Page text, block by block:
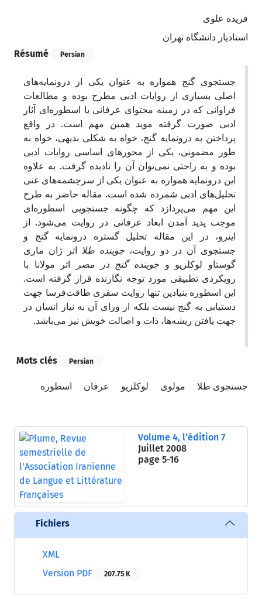
فریده علوی
استادیار دانشگاه تهران
Résumé
Persian
جستجوی گنج همواره به عنوان یکی از درونمایه‌های
اصلی بسیاری از روایات ادبی مطرح بوده و مطالعات
فراوانی که در زمینه محتوای عرفانی یا اسطوره‌ای آثار
ادبی صورت گرفته موید همین مهم است. در واقع
پرداختن به درونمایه گنج، خواه به شکلی بدیهی، خواه به
طور مضمونی، یکی از محورهای اساسی روایات ادبی
بوده و به راحتی نمی‌توان آن را نادیده گرفت. به علاوه
این درونمایه همواره به عنوان یکی از سرچشمه‌های غنی
تحلیل‌های ادبی شمرده شده است. مقاله حاضر به طرح
این مهم می‌پردازد که چگونه جستجویی اسطوره‌ای
موجب پدید آمدن ابعاد عرفانی در روایت می‌شود. از
اینرو، در این مقاله تحلیل گستره درونمایه گنج و
جستجوی آن در دو روایت، جوینده طلا اثر ژان ماری
گوستاو لوکلزیو و جوینده گنج در مصر
اثر مولانا با
رویکردی تطبیقی مورد توجه نگارنده قرار گرفته است.
این اسطوره بنیادین تنها روایت سفری طاقت‌فرسا جهت
دستیابی به گنج نیست بلکه از ورای آن به نیاز انسان در
جهت یافتن ریشه‌ها، ذات و اصالت خویش نیز می‌باشد.
Mots clés Persian
جستجوی طلا مولوی لوکلزیو عرفان اسطوره
Volume 4, l’édition 7
Juillet 2008
page 5-16
Fichiers
XML
Version PDF
207.75 K